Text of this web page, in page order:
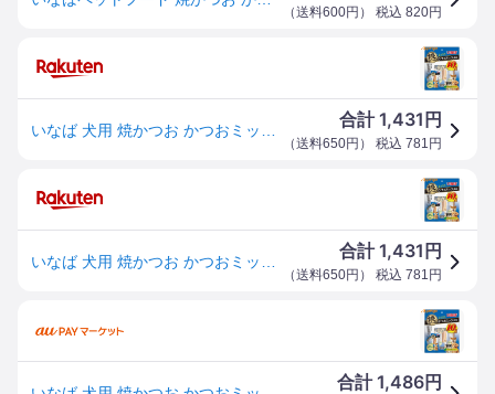
（送料600円 ） 税込 820円
合計1,431 円
（送料650円 ） 税込 781 円
合計1,431 円
（送料650円 ） 税込 781 円
合計1,486円